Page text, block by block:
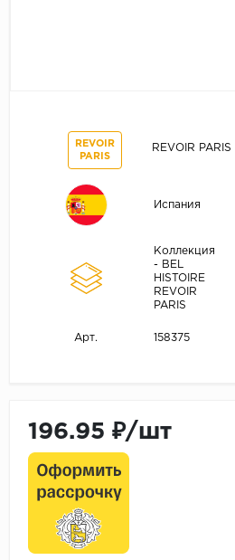
REVOIR
PARIS
REVOIR PARIS
Испания
Коллекция
- BEL
HISTOIRE
REVOIR
PARIS
Арт. 158375
196.95 ₽/шт